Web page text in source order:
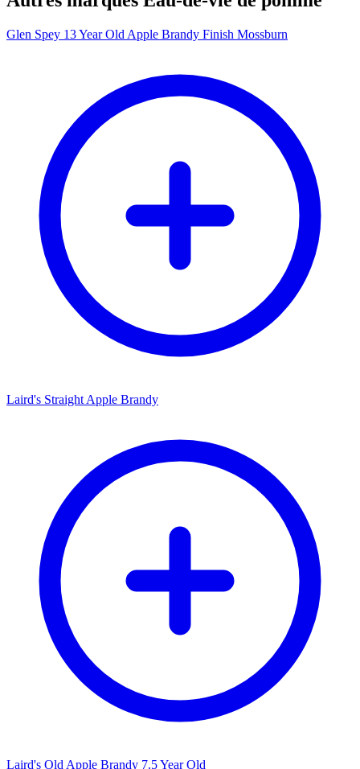
Glen Spey 13 Year Old Apple Brandy Finish Mossburn
Laird's Straight Apple Brandy
Laird's Old Apple Brandy 7.5 Year Old